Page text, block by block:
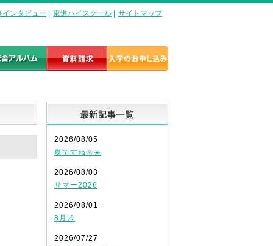
インタビュー 東進ハイスクール サイトマップ
2026/08/05
夏ですね🌞☀️
2026/08/03
サマー2026
2026/08/01
8月🎶
2026/07/27